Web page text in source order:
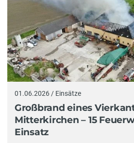
01.06.2026 / Einsätze
Großbrand eines
Mitterkirchen – 15
Einsatz